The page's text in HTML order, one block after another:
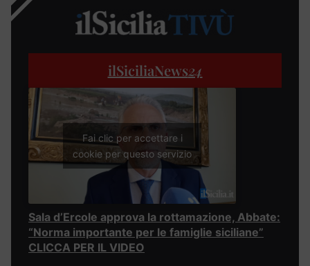
ilSiciliaNews24
Fai clic per accettare i
cookie per questo servizio
Sala d’Ercole approva la rottamazione, Abbate:
“Norma importante per le famiglie siciliane”
CLICCA PER IL VIDEO